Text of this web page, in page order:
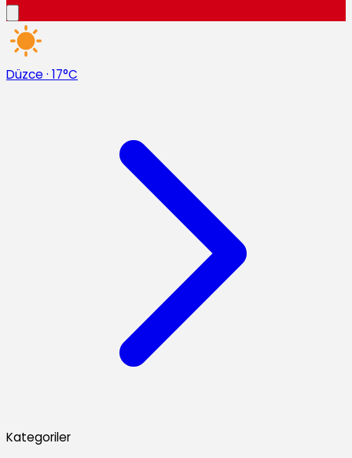
Düzce · 17°C
Kategoriler